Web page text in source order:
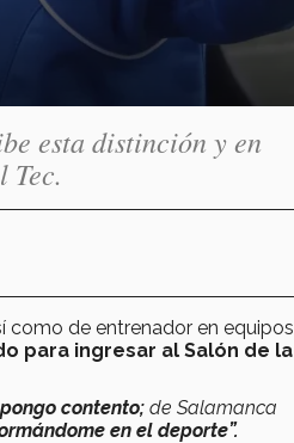
esta distinción y en
Tec.
como de entrenador en equipos
para ingresar al Salón de la
contento; de Salamanca
en el deporte”.